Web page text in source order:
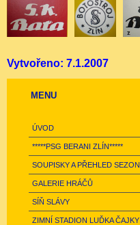
Vytvořeno: 7.1.2007
MENU
ÚVOD
*****PSG BERANI ZLÍN*****
SOUPISKY A PŘEHLED SEZON
GALERIE HRÁČŮ
SÍŇ SLÁVY
ZIMNÍ STADION LUĎKA ČAJKY